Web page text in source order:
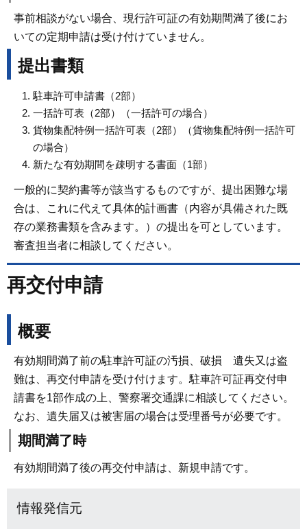
事前相談がない場合、現行許可証の有効期間満了後にお
いての定期申請は受け付けていません。
提出書類
駐車許可申請書（2部）
一括許可表（2部）（一括許可の場合）
貨物集配特例一括許可表（2部）（貨物集配特例一括許可
の場合）
新たな有効期間を疎明する書面（1部）
一般的に契約書等が該当するものですが、提出困難な場
合は、これに代えて具体的計画書（内容が具備された既
存の業務書類を含みます。）の提出を可としています。
審査担当者に相談してください。
再交付申請
概要
有効期間満了前の駐車許可証の汚損、破損 遺失又は盗
難は、再交付申請を受け付けます。駐車許可証再交付申
請書を1部作成の上、警察署交通課に相談してください。
なお、遺失届又は被害届の場合は受理番号が必要です。
期間満了時
有効期間満了後の再交付申請は、新規申請です。
情報発信元